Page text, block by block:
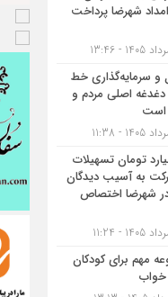
شهرضا پرداخت
و سرمایه‌گذاری خط
دغدغه اصلی مردم و
تومان تسهیلات
به آسیب دیدگان
شهرضا اختصاص
مهم برای کودکان
خواب